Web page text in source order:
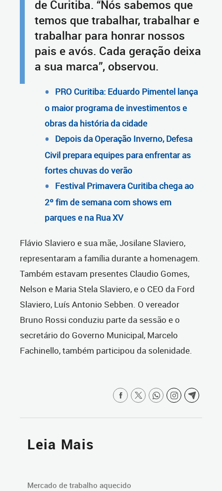
de Curitiba. “Nós sabemos que
temos que trabalhar, trabalhar e
trabalhar para honrar nossos
pais e avós. Cada geração deixa
a sua marca”, observou.
PRO Curitiba: Eduardo Pimentel lança
o maior programa de investimentos e
obras da história da cidade
Depois da Operação Inverno, Defesa
Civil prepara equipes para enfrentar as
fortes chuvas do verão
Festival Primavera Curitiba chega ao
2º fim de semana com shows em
parques e na Rua XV
Flávio Slaviero e sua mãe, Josilane Slaviero,
representaram a família durante a homenagem.
Também estavam presentes Claudio Gomes,
Nelson e Maria Stela Slaviero, e o CEO da Ford
Slaviero, Luís Antonio Sebben. O vereador
Bruno Rossi conduziu parte da sessão e o
secretário do Governo Municipal, Marcelo
Fachinello, também participou da solenidade.
Leia Mais
Mercado de trabalho aquecido